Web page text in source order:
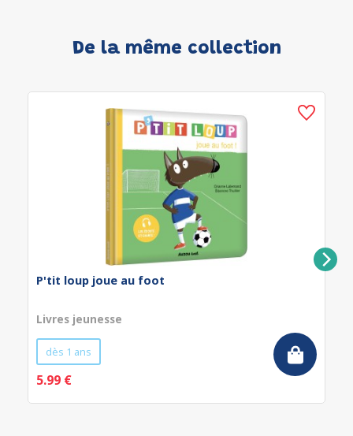
De la même collection
P'tit loup joue au foot
Livres jeunesse
dès 1 ans
5.99 €